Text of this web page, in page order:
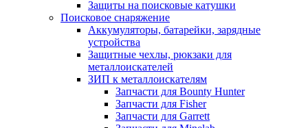
Защиты на поисковые катушки
Поисковое снаряжение
Аккумуляторы, батарейки, зарядные
устройства
Защитные чехлы, рюкзаки для
металлоискателей
ЗИП к металлоискателям
Запчасти для Bounty Hunter
Запчасти для Fisher
Запчасти для Garrett